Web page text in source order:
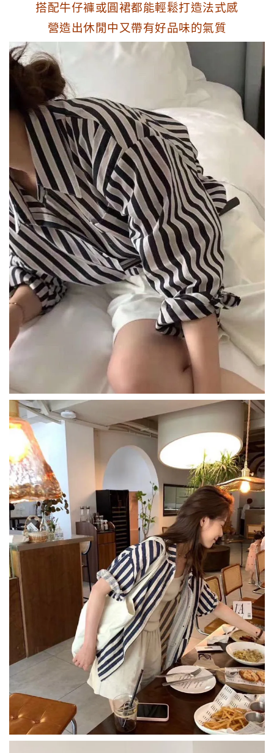
搭配牛仔褲或圓裙都能輕鬆打造法式感
營造出休閒中又帶有好品味的氣質